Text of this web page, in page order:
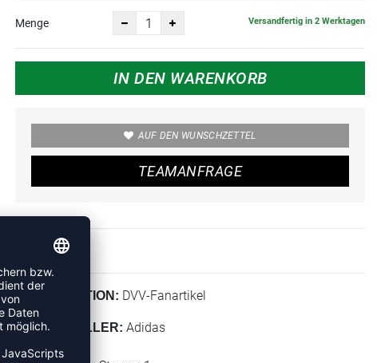
Menge Versandfertig in 2 Werktagen
IN DEN WARENKORB
AUF DEN WUNSCHZETTEL
TEAMANFRAGE
KOLLEKTION: DVV-Fanartikel
HERSTELLER: Adidas
adidas AG